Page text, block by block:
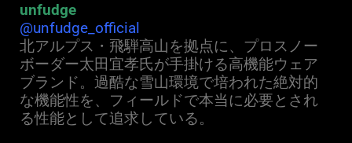
unfudge
@unfudge_official
北アルプス・飛騨高山を拠点に、プロスノー
ボーダー太田宜孝氏が手掛ける高機能ウェア
ブランド。過酷な雪山環境で培われた絶対的
な機能性を、フィールドで本当に必要とされ
る性能として追求している。